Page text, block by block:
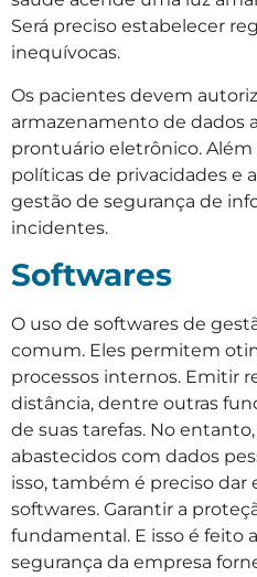
Será preciso estabelecer
inequívocas.
Os pacientes devem
armazenamento de dados
prontuário eletrônico. Além
políticas de privacidades e
gestão de segurança de
incidentes.
Softwares
O uso de softwares de
comum. Eles permitem
processos internos. Emitir
distância, dentre outras
de suas tarefas. No
abastecidos com dados
isso, também é preciso dar
softwares. Garantir a
fundamental. E isso é feito
segurança da empresa